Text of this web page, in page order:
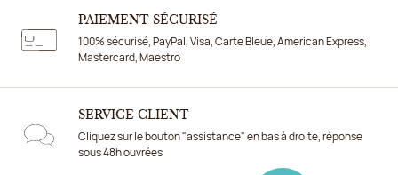
PAIEMENT SÉCURISÉ
100% sécurisé, PayPal, Visa, Carte Bleue, American Express,
Mastercard, Maestro
SERVICE CLIENT
Cliquez sur le bouton "assistance" en bas à droite, réponse
sous 48h ouvrées